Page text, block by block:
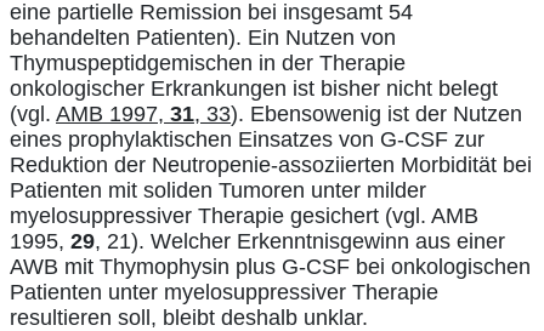
eine partielle Remission bei insgesamt 54
behandelten Patienten). Ein Nutzen von
Thymuspeptidgemischen in der Therapie
onkologischer Erkrankungen ist bisher nicht belegt
(vgl. AMB 1997, 31, 33). Ebensowenig ist der Nutzen
eines prophylaktischen Einsatzes von G-CSF zur
Reduktion der Neutropenie-assoziierten Morbidität bei
Patienten mit soliden Tumoren unter milder
myelosuppressiver Therapie gesichert (vgl. AMB
1995, 29, 21). Welcher Erkenntnisgewinn aus einer
AWB mit Thymophysin plus G-CSF bei onkologischen
Patienten unter myelosuppressiver Therapie
resultieren soll, bleibt deshalb unklar.